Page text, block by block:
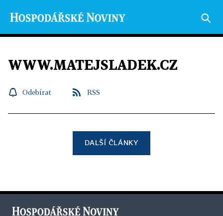
WWW.MATEJSLADEK.CZ
Odebírat RSS
DALŠÍ ČLÁNKY